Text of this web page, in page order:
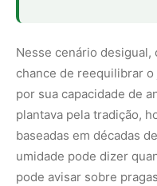
Nesse cenário
chance de reequilibrar o
por sua capacidade de
plantava pela tradição,
baseadas em décadas
umidade pode dizer
pode avisar sobre